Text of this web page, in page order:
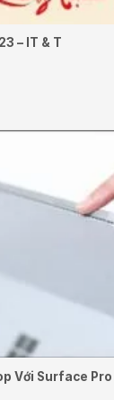
– IT & T
Với Surface Pro